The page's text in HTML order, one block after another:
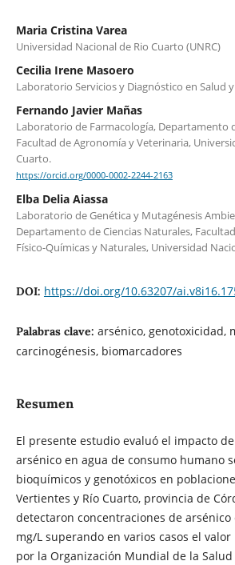
Maria Cristina Varea
Universidad Nacional de Rio Cuarto (UNRC)
Cecilia Irene Masoero
Laboratorio Servicios y Diagnóstico en Salud
Fernando Javier Mañas
Laboratorio de Farmacología, Departamento
Facultad de Agronomía y Veterinaria,
Cuarto.
https://orcid.org/0000-0002-2244-2163
Elba Delia Aiassa
Laboratorio de Genética y Mutagénesis
Departamento de Ciencias Naturales,
Físico-Químicas y Naturales, Universidad
DOI: https://doi.org/10.63207/
Palabras clave: arsénico, genotoxicidad,
carcinogénesis, biomarcadores
Resumen
El presente estudio evaluó el impacto
arsénico en agua de consumo humano
bioquímicos y genotóxicos en
Vertientes y Río Cuarto, provincia de
detectaron concentraciones de arsénico
mg/L superando en varios casos el
por la Organización Mundial de la Salud